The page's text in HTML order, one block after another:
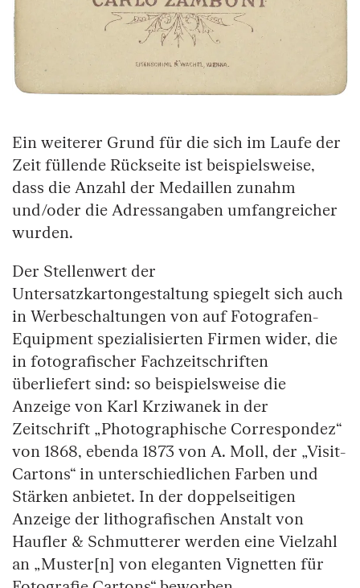
Ein weiterer Grund für die sich im Laufe der
Zeit füllende Rückseite ist beispielsweise,
dass die Anzahl der Medaillen zunahm
und/oder die Adressangaben umfangreicher
wurden.
Der Stellenwert der
Untersatzkartongestaltung spiegelt sich auch
in Werbeschaltungen von auf Fotografen-
Equipment spezialisierten Firmen wider, die
in fotografischer Fachzeitschriften
überliefert sind: so beispielsweise die
Anzeige von Karl Krziwanek in der
Zeitschrift „Photographische Correspondez“
von 1868, ebenda 1873 von A. Moll, der „Visit-
Cartons“ in unterschiedlichen Farben und
Stärken anbietet. In der doppelseitigen
Anzeige der lithografischen Anstalt von
Haufler & Schmutterer werden eine Vielzahl
an „Muster[n] von eleganten Vignetten für